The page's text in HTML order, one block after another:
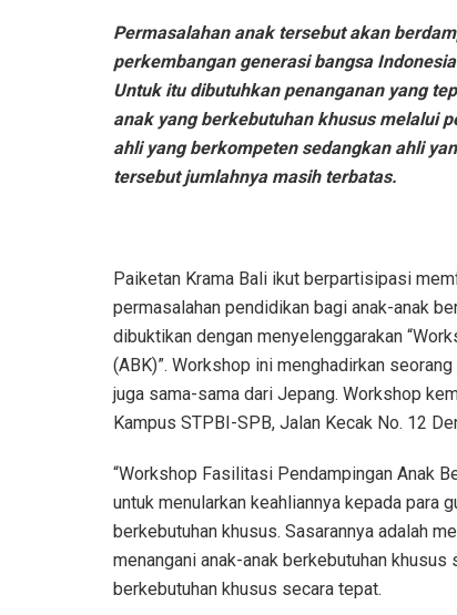
Permasalahan anak tersebut akan
perkembangan generasi bangsa
Untuk itu dibutuhkan penanganan yang
anak yang berkebutuhan khusus melalui
ahli yang berkompeten sedangkan ahli
tersebut jumlahnya masih terbatas.
Paiketan Krama Bali ikut berpartisipasi
permasalahan pendidikan bagi anak-anak
dibuktikan dengan menyelenggarakan
(ABK)”. Workshop ini menghadirkan
juga sama-sama dari Jepang. Workshop
Kampus STPBI-SPB, Jalan Kecak No. 12
“Workshop Fasilitasi Pendampingan Anak
untuk menularkan keahliannya kepada para
berkebutuhan khusus. Sasarannya adalah
menangani anak-anak berkebutuhan
berkebutuhan khusus secara tepat.